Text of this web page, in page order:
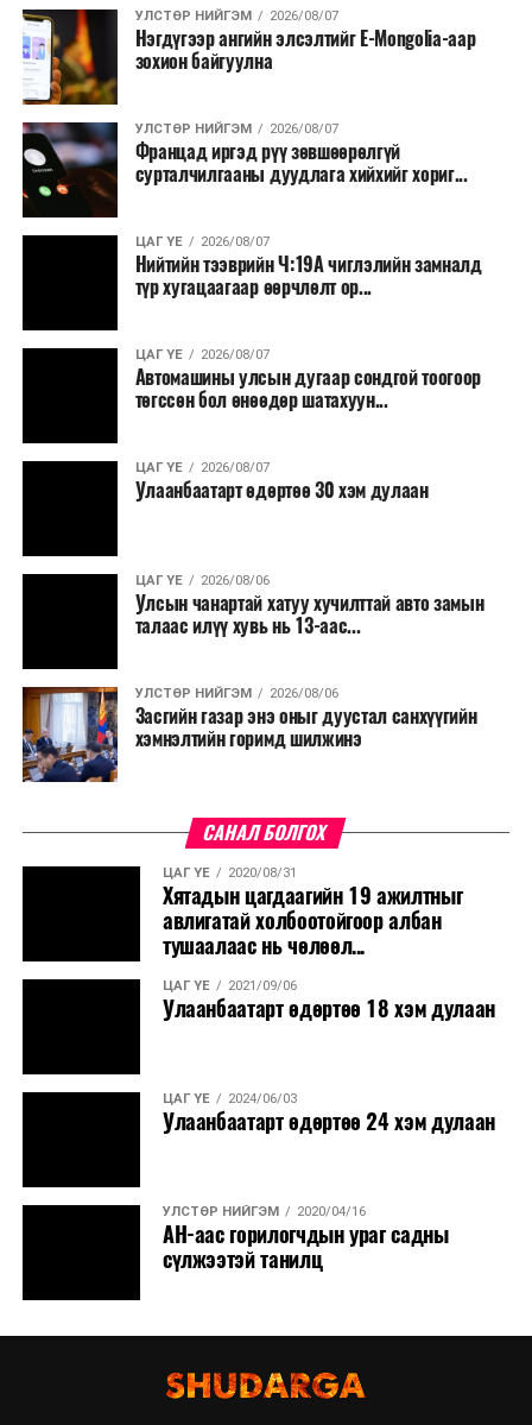
УЛСТӨР НИЙГЭМ 2026/08/07
Нэгдүгээр ангийн элсэлтийг E-Mongolia-аар
зохион байгуулна
УЛСТӨР НИЙГЭМ 2026/08/07
Францад иргэд рүү зөвшөөрөлгүй
сурталчилгааны дуудлага хийхийг хориг...
ЦАГ ҮЕ 2026/08/07
Нийтийн тээврийн Ч:19А чиглэлийн замналд
түр хугацаагаар өөрчлөлт ор...
ЦАГ ҮЕ 2026/08/07
Автомашины улсын дугаар сондгой тоогоор
төгссөн бол өнөөдөр шатахуун...
ЦАГ ҮЕ 2026/08/07
Улаанбаатарт өдөртөө 30 хэм дулаан
ЦАГ ҮЕ 2026/08/06
Улсын чанартай хатуу хучилттай авто замын
талаас илүү хувь нь 13-аас...
УЛСТӨР НИЙГЭМ 2026/08/06
Засгийн газар энэ оныг дуустал санхүүгийн
хэмнэлтийн горимд шилжинэ
САНАЛ БОЛГОХ
ЦАГ ҮЕ 2020/08/31
Хятадын цагдаагийн 19 ажилтныг
авлигатай холбоотойгоор албан
тушаалаас нь чөлөөл...
ЦАГ ҮЕ 2021/09/06
Улаанбаатарт өдөртөө 18 хэм дулаан
ЦАГ ҮЕ 2024/06/03
Улаанбаатарт өдөртөө 24 хэм дулаан
УЛСТӨР НИЙГЭМ 2020/04/16
АН-аас горилогчдын ураг садны
сүлжээтэй танилц